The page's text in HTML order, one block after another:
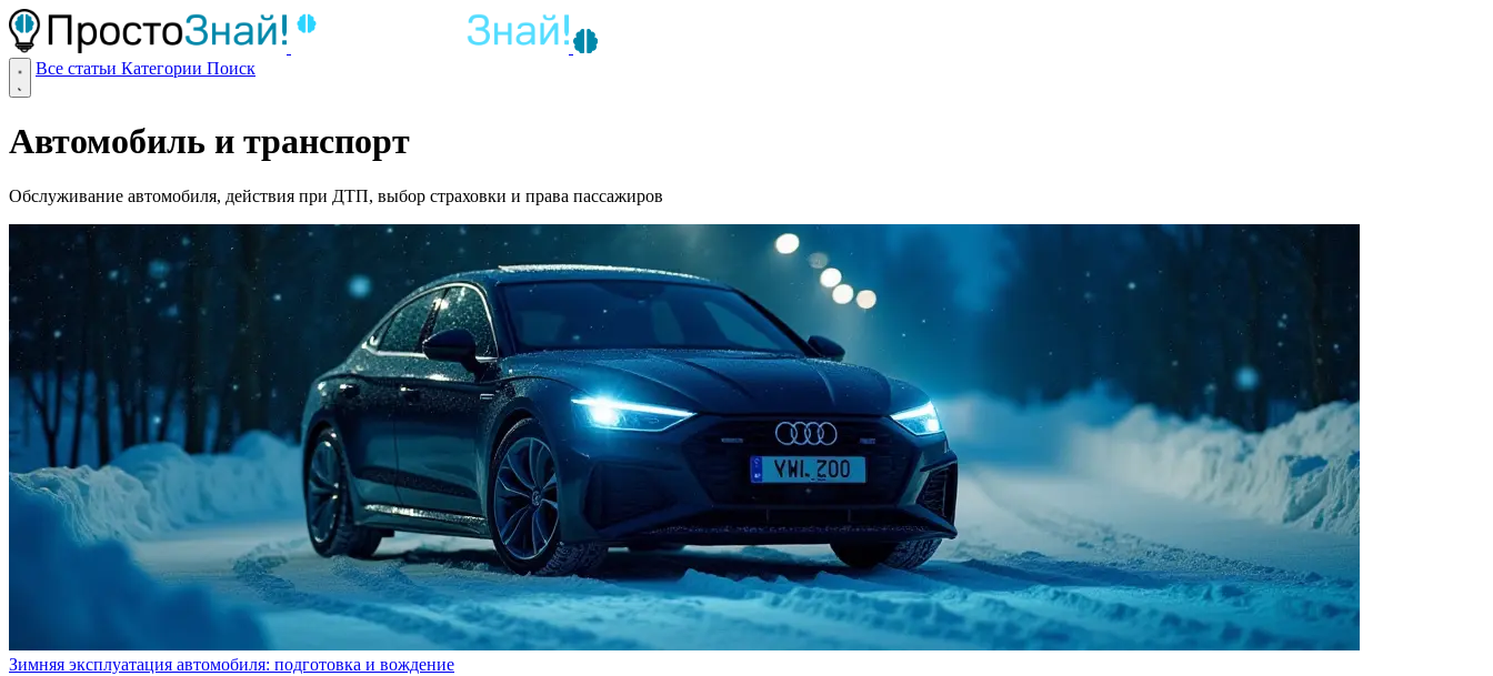
Все статьи Категории Поиск
Автомобиль и транспорт
Обслуживание автомобиля, действия при ДТП, выбор страховки и права пассажиров
Зимняя эксплуатация автомобиля: подготовка и вождение